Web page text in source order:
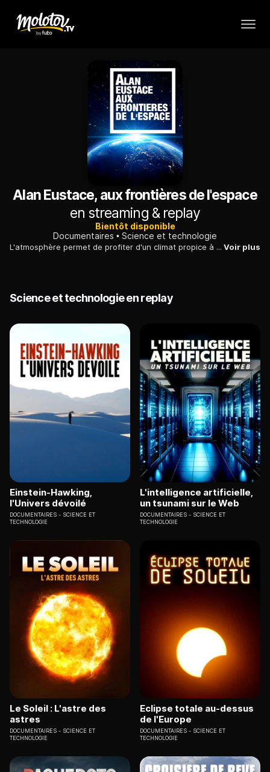
Alan Eustace, aux frontières de l'espace
en streaming & replay
Bientôt disponible
Documentaires
Science et technologie
L'atmosphère permet de profiter d'un climat propice à accueillir la vie, mais surtout, elle protège l'humain des radiations mortelles du soleil. Voir plus
Science et technologie en replay
Einstein-Hawking,
l'Univers dévoilé
DOCUMENTAIRES
SCIENCE ET
TECHNOLOGIE
L'intelligence artificielle,
un tsunami sur le Web
DOCUMENTAIRES
SCIENCE ET
TECHNOLOGIE
Le Soleil : L'astre des
astres
DOCUMENTAIRES
SCIENCE ET
TECHNOLOGIE
Eclipse totale au-dessus
de l'Europe
DOCUMENTAIRES
SCIENCE ET
TECHNOLOGIE